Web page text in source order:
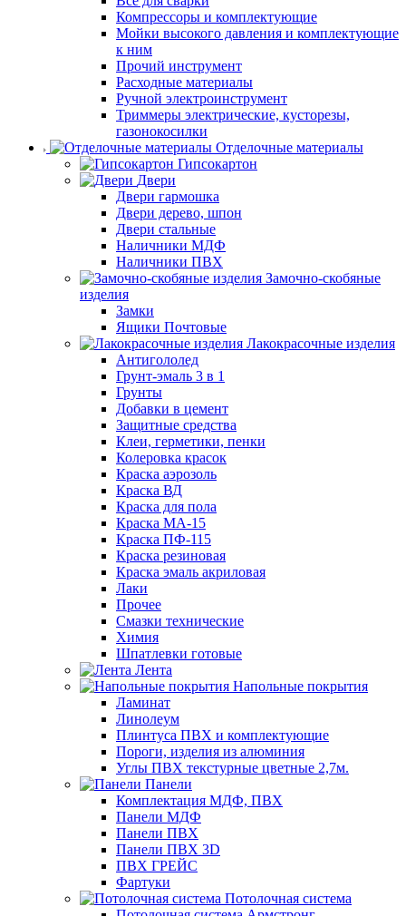
Компрессоры и комплектующие
Мойки высокого давления и комплектующие
к ним
Прочий инструмент
Расходные материалы
Ручной электроинструмент
Триммеры электрические, кусторезы,
газонокосилки
Отделочные материалы
Гипсокартон
Двери
Двери гармошка
Двери дерево, шпон
Двери стальные
Наличники МДФ
Наличники ПВХ
Замочно-скобяные
изделия
Замки
Ящики Почтовые
Лакокрасочные изделия
Антигололед
Грунт-эмаль 3 в 1
Грунты
Добавки в цемент
Защитные средства
Клеи, герметики, пенки
Колеровка красок
Краска аэрозоль
Краска ВД
Краска для пола
Краска МА-15
Краска ПФ-115
Краска резиновая
Краска эмаль акриловая
Лаки
Прочее
Смазки технические
Химия
Шпатлевки готовые
Лента
Напольные покрытия
Ламинат
Линолеум
Плинтуса ПВХ и комплектующие
Пороги, изделия из алюминия
Углы ПВХ текстурные цветные 2,7м.
Панели
Комплектация МДФ, ПВХ
Панели МДФ
Панели ПВХ
Панели ПВХ 3D
ПВХ ГРЕЙС
Фартуки
Потолочная система